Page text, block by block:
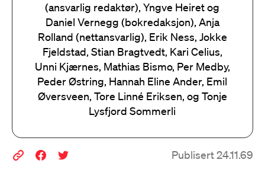
(ansvarlig redaktør), Yngve Heiret og
Daniel Vernegg (bokredaksjon), Anja
Rolland (nettansvarlig), Erik Ness, Jokke
Fjeldstad, Stian Bragtvedt, Kari Celius,
Unni Kjærnes, Mathias Bismo, Per Medby,
Peder Østring, Hannah Eline Ander, Emil
Øversveen, Tore Linné Eriksen, og Tonje
Lysfjord Sommerli
Publisert 24.11.69